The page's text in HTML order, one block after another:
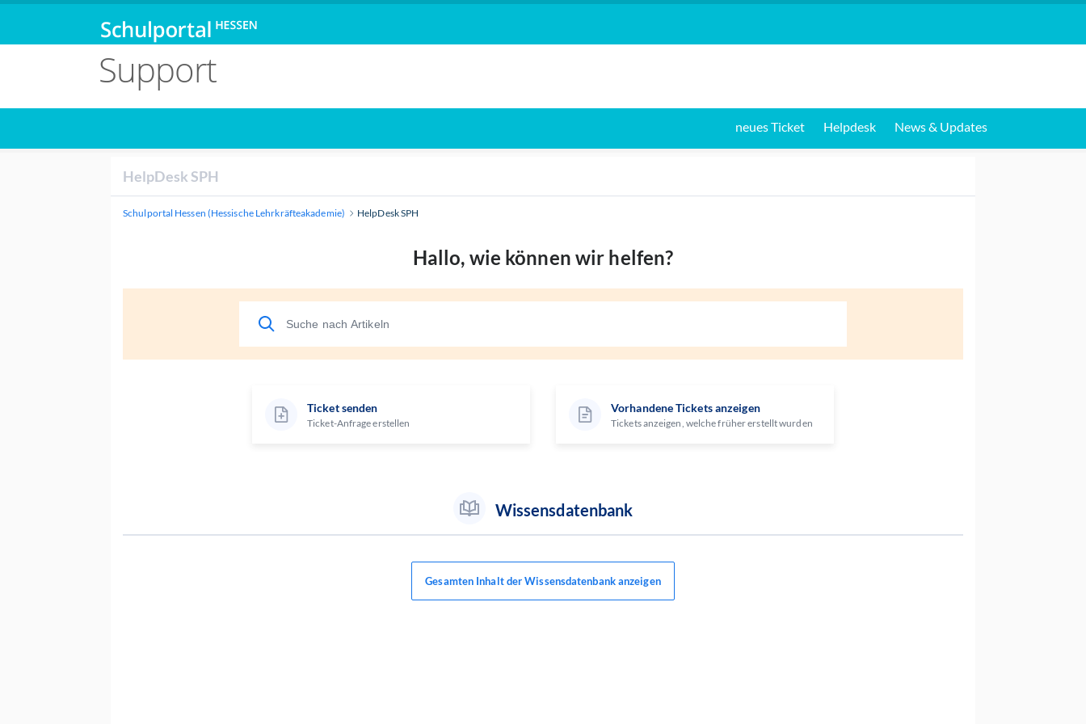
Support
neues Ticket Helpdesk News & Updates
HelpDesk SPH
Schulportal Hessen (Hessische Lehrkräfteakademie) HelpDesk SPH
Hallo, wie können wir helfen?
Ticket senden
Ticket-Anfrage erstellen
Vorhandene Tickets anzeigen
Tickets anzeigen, welche früher erstellt wurden
Wissensdatenbank
Gesamten Inhalt der Wissensdatenbank anzeigen